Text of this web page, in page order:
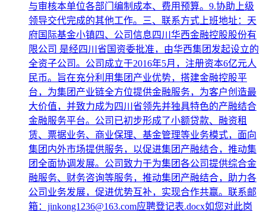
与审核本单位各部门编制成本、费用预算。9.协助上级
领导交代完成的其他工作。三、联系方式上班地址：天
府国际基金小镇四、公司信息四川华西金融控股股份有
限公司 是经四川省国资委批准，由华西集团发起设立的
全资子公司。公司成立于2016年5月，注册资本6亿元人
民币。旨在充分利用集团产业优势，搭建金融控股平
台，为集团产业链全方位提供金融服务，为客户创造最
大价值，并致力成为四川省领先并独具特色的产融结合
金融服务平台。公司已初步形成了小额贷款、融资租
赁、票据业务、商业保理、基金管理等业务模式，面向
集团内外市场提供服务，以促进集团产融结合，推动集
团全面协调发展。公司致力于为集团各公司提供综合金
融服务、财务咨询等服务，推动集团产融结合，助力各
公司业务发展，促进优势互补，实现合作共赢。联系邮
箱：jinkong1236@163.com应聘登记表.docx如您对此岗